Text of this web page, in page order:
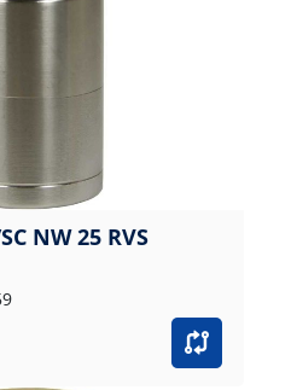
NW 25 RVS